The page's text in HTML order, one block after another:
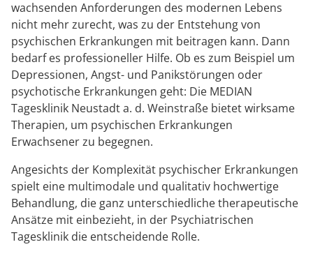
wachsenden Anforderungen des modernen Lebens
nicht mehr zurecht, was zu der Entstehung von
psychischen Erkrankungen mit beitragen kann. Dann
bedarf es professioneller Hilfe. Ob es zum Beispiel um
Depressionen, Angst- und Panikstörungen oder
psychotische Erkrankungen geht: Die MEDIAN
Tagesklinik Neustadt a. d. Weinstraße bietet wirksame
Therapien, um psychischen Erkrankungen
Erwachsener zu begegnen.
Angesichts der Komplexität psychischer Erkrankungen
spielt eine multimodale und qualitativ hochwertige
Behandlung, die ganz unterschiedliche therapeutische
Ansätze mit einbezieht, in der Psychiatrischen
Tagesklinik die entscheidende Rolle.